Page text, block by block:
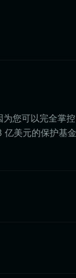
您可以完全掌
美元的保护基